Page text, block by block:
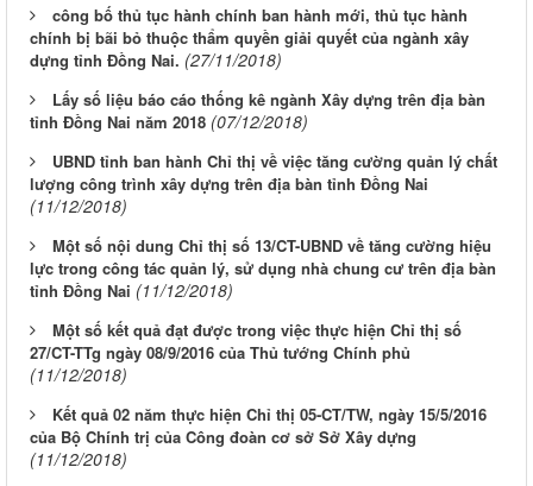
công bố thủ tục hành chính ban hành mới, thủ tục hành
chính bị bãi bỏ thuộc thẩm quyền giải quyết của ngành xây
dựng tỉnh Đồng Nai. (27/11/2018)
Lấy số liệu báo cáo thống kê ngành Xây dựng trên địa bàn
tỉnh Đồng Nai năm 2018 (07/12/2018)
UBND tỉnh ban hành Chỉ thị về việc tăng cường quản lý chất
lượng công trình xây dựng trên địa bàn tỉnh Đồng Nai
(11/12/2018)
Một số nội dung Chỉ thị số 13/CT-UBND về tăng cường hiệu
lực trong công tác quản lý, sử dụng nhà chung cư trên địa bàn
tỉnh Đồng Nai (11/12/2018)
Một số kết quả đạt được trong việc thực hiện Chỉ thị số
27/CT-TTg ngày 08/9/2016 của Thủ tướng Chính phủ
(11/12/2018)
Kết quả 02 năm thực hiện Chỉ thị 05-CT/TW, ngày 15/5/2016
của Bộ Chính trị của Công đoàn cơ sở Sở Xây dựng
(11/12/2018)